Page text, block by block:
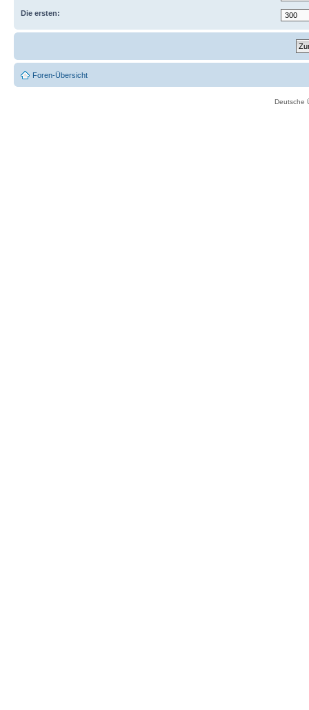
Die ersten:
Foren-Übersicht
Deutsche